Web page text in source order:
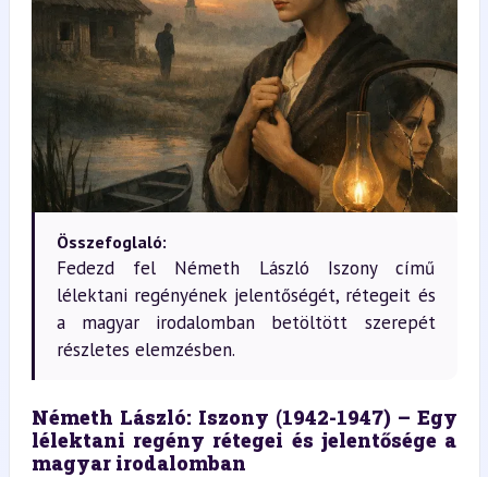
Összefoglaló:
Fedezd fel Németh László Iszony című
lélektani regényének jelentőségét, rétegeit és
a magyar irodalomban betöltött szerepét
részletes elemzésben.
Németh László: Iszony (1942-1947) – Egy
lélektani regény rétegei és jelentősége a
magyar irodalomban